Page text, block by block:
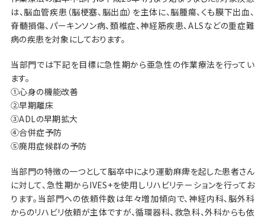
は、脳血管疾患（脳梗塞、脳出血）を主体に、脳腫瘍、くも膜下出血、
脊髄損傷、パーキンソン病、頚椎症、神経筋疾患、ALSなどの重症難
病の疾患を対象にしております。
当部門では下記を目標に急性期から亜急性の作業療法を行ってい
ます。
①心身の機能改善
②早期離床
③ADLの早期拡大
④合併症予防
⑤廃用症候群の予防
当部門の特徴の一つとして脳卒中により運動麻痺を起した患者さん
に対して、急性期からIVES+を使用しリハビリテーションを行ってお
ります。当部門への依頼件数は年々増加傾向で、神経内科、脳外科
からのリハビリ依頼が主体ですが、循環器科、救急科、外科からも依